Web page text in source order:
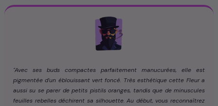
"Avec ses buds compactes parfaitement manucurées, elle est
pigmentée d'un éblouissant vert foncé. Très esthétique cette Fleur a
aussi su se parer de petits pistils oranges, tandis que de minuscules
feuilles rebelles déchirent sa silhouette. Au début, vous reconnaîtrez